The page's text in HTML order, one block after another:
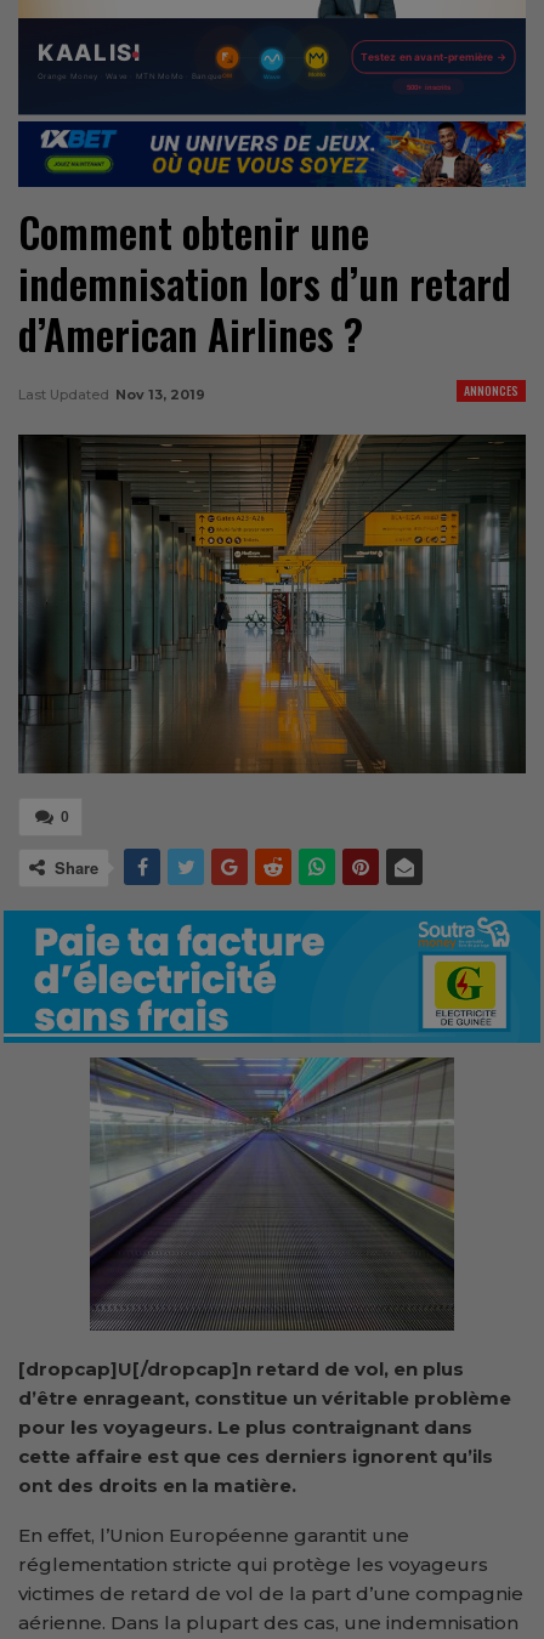
Comment obtenir une
indemnisation lors d’un retard
d’American Airlines ?
ANNONCES
Last Updated Nov 13, 2019
0
Share
[dropcap]U[/dropcap]n retard de vol, en plus
d’être enrageant, constitue un véritable problème
pour les voyageurs. Le plus contraignant dans
cette affaire est que ces derniers ignorent qu’ils
ont des droits en la matière.
En effet, l’Union Européenne garantit une
réglementation stricte qui protège les voyageurs
victimes de retard de vol de la part d’une compagnie
aérienne. Dans la plupart des cas, une indemnisation